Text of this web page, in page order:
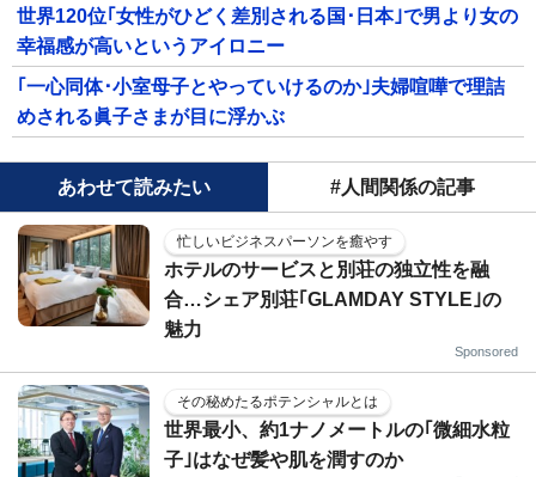
世界120位｢女性がひどく差別される国･日本｣で男より女の
幸福感が高いというアイロニー
｢一心同体･小室母子とやっていけるのか｣夫婦喧嘩で理詰
めされる眞子さまが目に浮かぶ
あわせて読みたい #人間関係の記事
忙しいビジネスパーソンを癒やす
ホテルのサービスと別荘の独立性を融
合…シェア別荘｢GLAMDAY STYLE｣の
魅力
Sponsored
その秘めたるポテンシャルとは
世界最小、約1ナノメートルの｢微細水粒
子｣はなぜ髪や肌を潤すのか